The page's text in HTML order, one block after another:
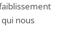
nous